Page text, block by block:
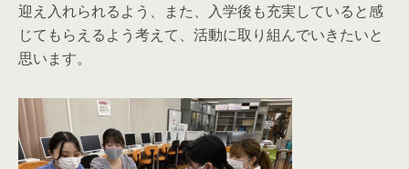
迎え入れられるよう、また、入学後も充実していると感
じてもらえるよう考えて、活動に取り組んでいきたいと
思います。